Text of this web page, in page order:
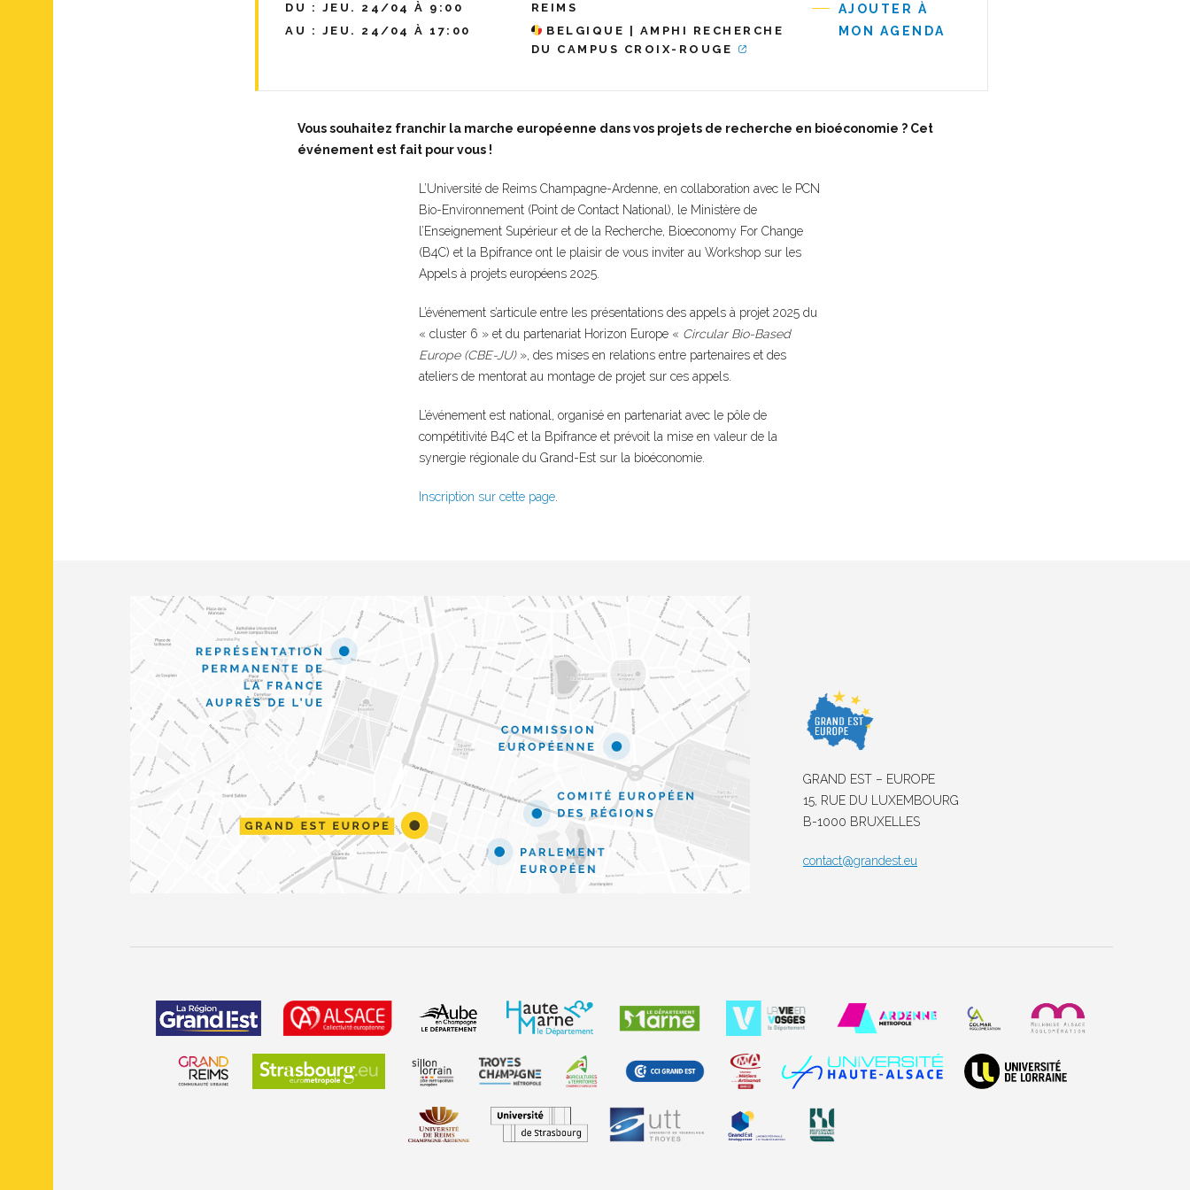
DU : JEU. 24/04 À 9:00
AU : JEU. 24/04 À 17:00
REIMS
BELGIQUE | AMPHI RECHERCHE
DU CAMPUS CROIX-ROUGE
AJOUTER À
MON AGENDA
Vous souhaitez franchir la marche européenne dans vos projets de recherche en bioéconomie ? Cet
événement est fait pour vous !
L’Université de Reims Champagne-Ardenne, en collaboration avec le PCN
Bio-Environnement (Point de Contact National), le Ministère de
l’Enseignement Supérieur et de la Recherche, Bioeconomy For Change
(B4C) et la Bpifrance ont le plaisir de vous inviter au Workshop sur les
Appels à projets européens 2025.
L’événement s’articule entre les présentations des appels à projet 2025 du
« cluster 6 » et du partenariat Horizon Europe « Circular Bio-Based
Europe (CBE-JU)», des mises en relations entre partenaires et des
ateliers de mentorat au montage de projet sur ces appels.
L’événement est national, organisé en partenariat avec le pôle de
compétitivité B4C et la Bpifrance et prévoit la mise en valeur de la
synergie régionale du Grand-Est sur la bioéconomie.
Inscription sur cette page.
GRAND EST – EUROPE
15, RUE DU LUXEMBOURG
B-1000 BRUXELLES
contact@grandest.eu